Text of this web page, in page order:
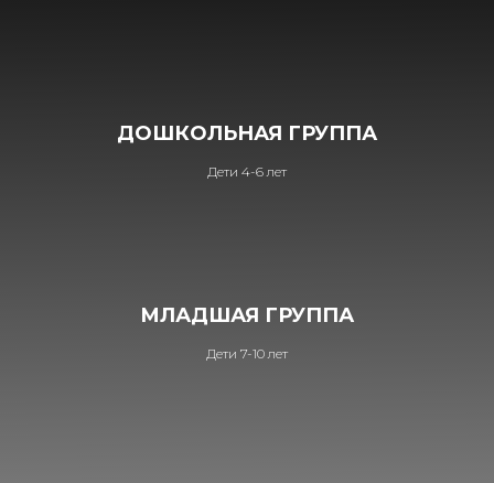
ДОШКОЛЬНАЯ ГРУППА
Дети 4-6 лет
МЛАДШАЯ ГРУППА
Дети 7-10 лет